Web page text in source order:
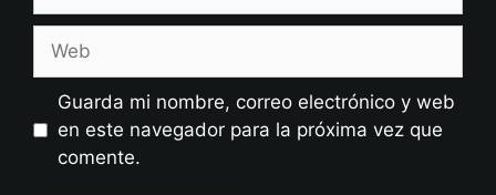
Web
Guarda mi nombre, correo electrónico y web
en este navegador para la próxima vez que
comente.